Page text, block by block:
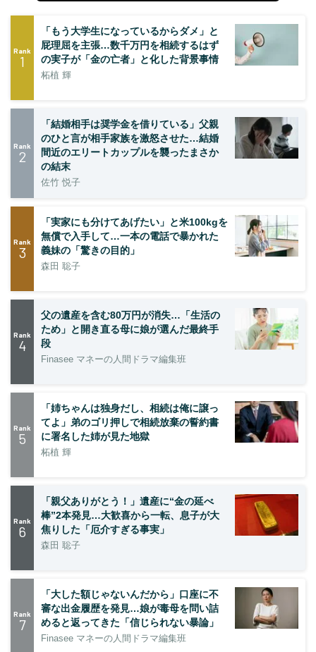
Rank
1
「もう大学生になっているからダメ」と
屁理屈を主張…数千万円を相続するはず
の実子が「金の亡者」と化した背景事情
柘植 輝
Rank
2
「結婚相手は奨学金を借りている」父親
のひと言が相手家族を激怒させた…結婚
間近のエリートカップルを襲ったまさか
の結末
佐竹 悦子
Rank
3
「実家にも分けてあげたい」と米100kgを
無償で入手して…一本の電話で暴かれた
義妹の「驚きの目的」
森田 聡子
Rank
4
父の遺産を含む80万円が消失…「生活の
ため」と開き直る母に娘が選んだ最終手
段
Finasee マネーの人間ドラマ編集班
Rank
5
「姉ちゃんは独身だし、相続は俺に譲っ
てよ」弟のゴリ押しで相続放棄の誓約書
に署名した姉が見た地獄
柘植 輝
Rank
6
「親父ありがとう！」遺産に“金の延べ
棒”2本発見…大歓喜から一転、息子が大
焦りした「厄介すぎる事実」
森田 聡子
Rank
7
「大した額じゃないんだから」口座に不
審な出金履歴を発見…娘が毒母を問い詰
めると返ってきた「信じられない暴論」
Finasee マネーの人間ドラマ編集班